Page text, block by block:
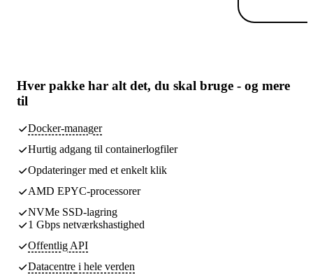
Hver pakke har alt det, du skal bruge - og mere
til
Docker-manager
Hurtig adgang til containerlogfiler
Opdateringer med et enkelt klik
AMD EPYC-processorer
NVMe SSD-lagring
1 Gbps netværkshastighed
Offentlig API
Datacentre i hele verden